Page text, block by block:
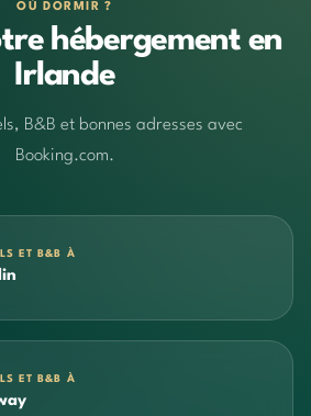
OÙ DORMIR ?
hébergement en
Irlande
B&B et bonnes adresses avec
Booking.com.
ET B&B À
ET B&B À